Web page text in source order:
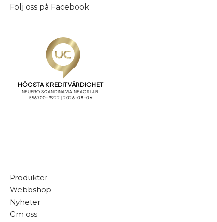
Följ oss på Facebook
Produkter
Webbshop
Nyheter
Om oss